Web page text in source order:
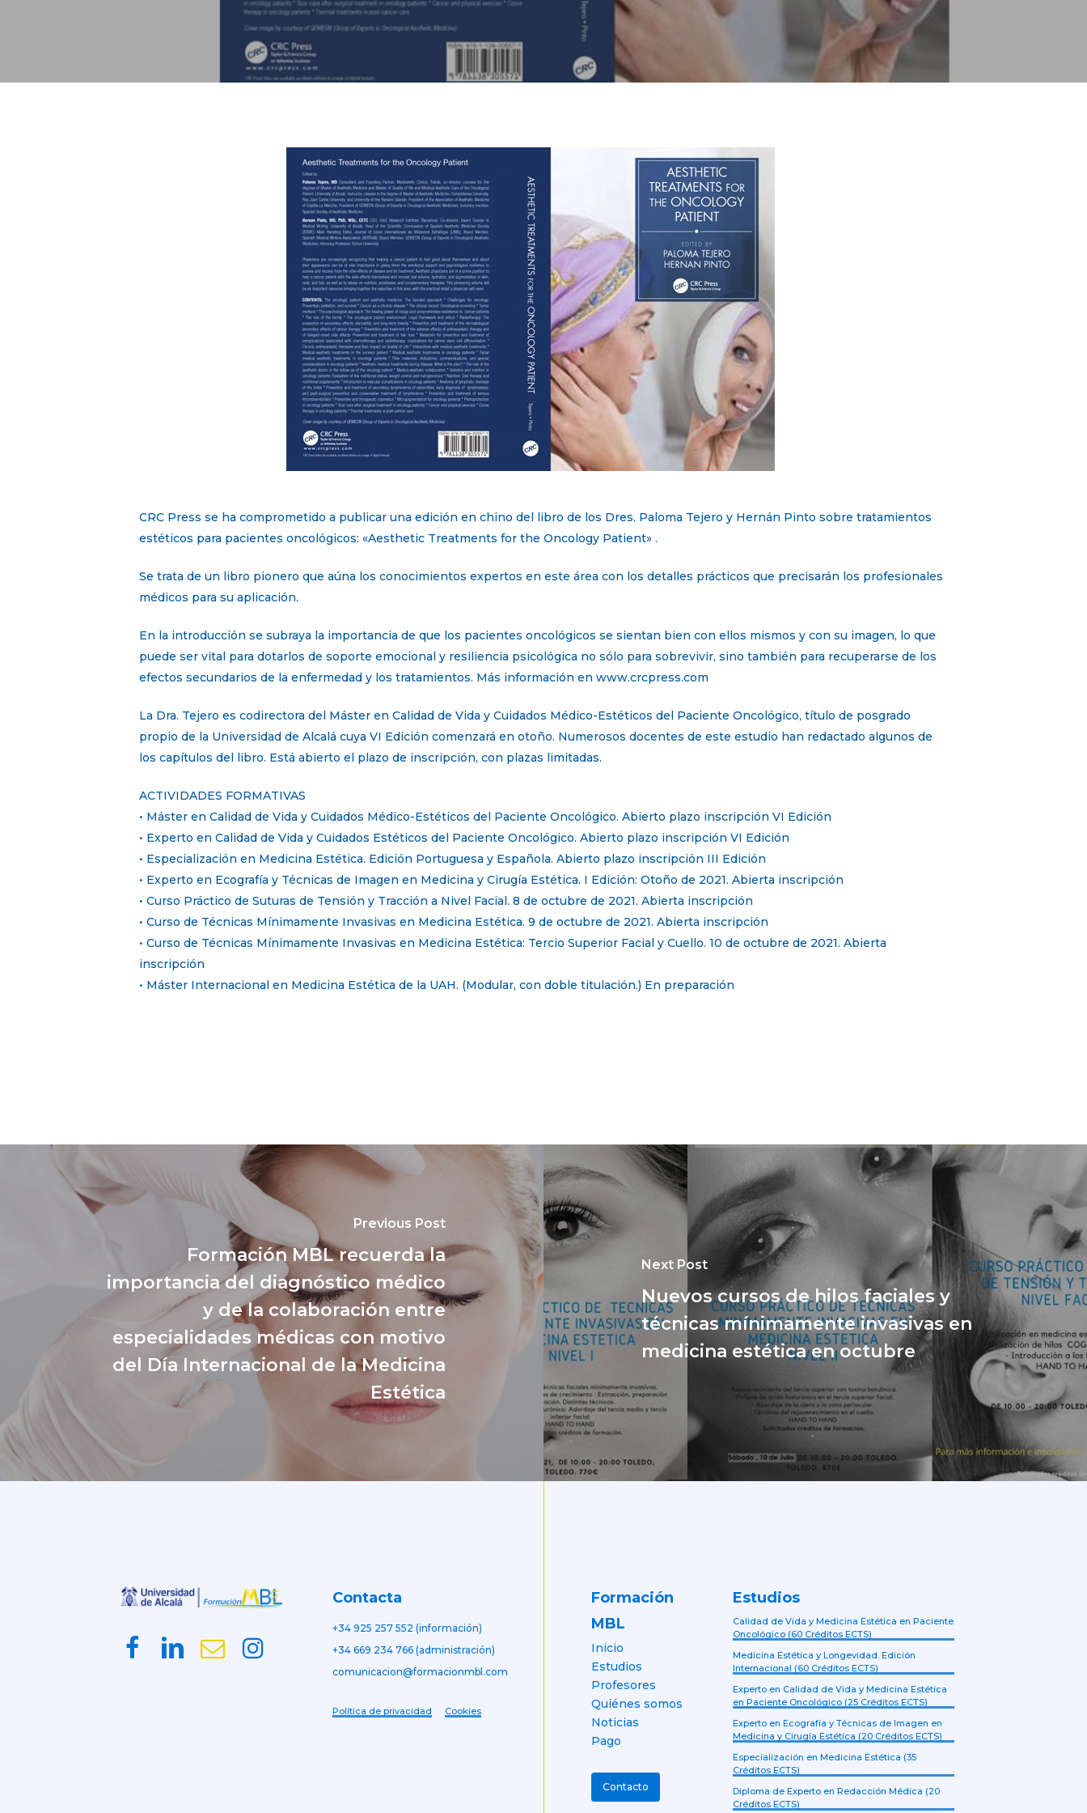
CRC Press se ha comprometido a publicar una edición en chino del libro de los Dres. Paloma Tejero y Hernán Pinto sobre tratamientos
estéticos para pacientes oncológicos: «Aesthetic Treatments for the Oncology Patient» .
Se trata de un libro pionero que aúna los conocimientos expertos en este área con los detalles prácticos que precisarán los profesionales
médicos para su aplicación.
En la introducción se subraya la importancia de que los pacientes oncológicos se sientan bien con ellos mismos y con su imagen, lo que
puede ser vital para dotarlos de soporte emocional y resiliencia psicológica no sólo para sobrevivir, sino también para recuperarse de los
efectos secundarios de la enfermedad y los tratamientos. Más información en www.crcpress.com
La Dra. Tejero es codirectora del Máster en Calidad de Vida y Cuidados Médico-Estéticos del Paciente Oncológico, título de posgrado
propio de la Universidad de Alcalá cuya VI Edición comenzará en otoño. Numerosos docentes de este estudio han redactado algunos de
los capítulos del libro. Está abierto el plazo de inscripción, con plazas limitadas.
ACTIVIDADES FORMATIVAS
• Máster en Calidad de Vida y Cuidados Médico-Estéticos del Paciente Oncológico. Abierto plazo inscripción VI Edición
• Experto en Calidad de Vida y Cuidados Estéticos del Paciente Oncológico. Abierto plazo inscripción VI Edición
• Especialización en Medicina Estética. Edición Portuguesa y Española. Abierto plazo inscripción III Edición
• Experto en Ecografía y Técnicas de Imagen en Medicina y Cirugía Estética. I Edición: Otoño de 2021. Abierta inscripción
• Curso Práctico de Suturas de Tensión y Tracción a Nivel Facial. 8 de octubre de 2021. Abierta inscripción
• Curso de Técnicas Mínimamente Invasivas en Medicina Estética. 9 de octubre de 2021. Abierta inscripción
• Curso de Técnicas Mínimamente Invasivas en Medicina Estética: Tercio Superior Facial y Cuello. 10 de octubre de 2021. Abierta
inscripción
• Máster Internacional en Medicina Estética de la UAH. (Modular, con doble titulación.) En preparación
Previous Post
Formación MBL recuerda la
importancia del diagnóstico médico
y de la colaboración entre
especialidades médicas con motivo
del Día Internacional de la Medicina
Estética
Next Post
Nuevos cursos de hilos faciales y
técnicas mínimamente invasivas en
medicina estética en octubre
Contacta
+34 925 257 552 (información)
+34 669 234 766 (administración)
comunicacion@formacionmbl.com
Política de privacidad Cookies
Formación
MBL
Inicio
Estudios
Profesores
Quiénes somos
Noticias
Pago
Contacto
Estudios
Calidad de Vida y Medicina Estética en Paciente
Oncológico (60 Créditos ECTS)
Medicina Estética y Longevidad. Edición
Internacional (60 Créditos ECTS)
Experto en Calidad de Vida y Medicina Estética
en Paciente Oncológico (25 Créditos ECTS)
Experto en Ecografía y Técnicas de Imagen en
Medicina y Cirugía Estética (20 Créditos ECTS)
Especialización en Medicina Estética (35
Créditos ECTS)
Diploma de Experto en Redacción Médica (20
Créditos ECTS)